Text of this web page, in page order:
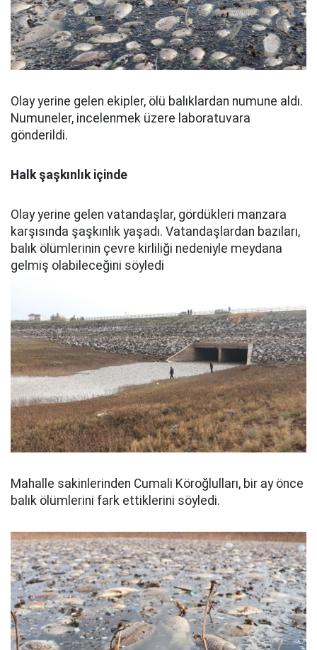
Olay yerine gelen ekipler, ölü balıklardan numune aldı.
Numuneler, incelenmek üzere laboratuvara
gönderildi.
Halk şaşkınlık içinde
Olay yerine gelen vatandaşlar, gördükleri manzara
karşısında şaşkınlık yaşadı. Vatandaşlardan bazıları,
balık ölümlerinin çevre kirliliği nedeniyle meydana
gelmiş olabileceğini söyledi
Mahalle sakinlerinden Cumali Köroğlulları, bir ay önce
balık ölümlerini fark ettiklerini söyledi.